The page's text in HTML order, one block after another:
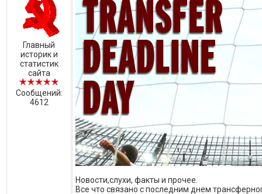
Главный
историк и
статистик
сайта
Сообщений:
4612
Новости,слухи, факты и прочее.
Все что связано с последним днем